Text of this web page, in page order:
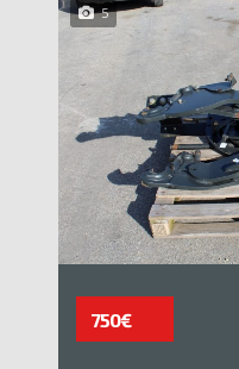
5
750€